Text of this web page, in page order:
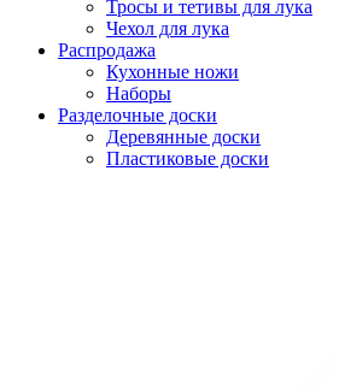
Тросы и тетивы для лука
Чехол для лука
Распродажа
Кухонные ножи
Наборы
Разделочные доски
Деревянные доски
Пластиковые доски